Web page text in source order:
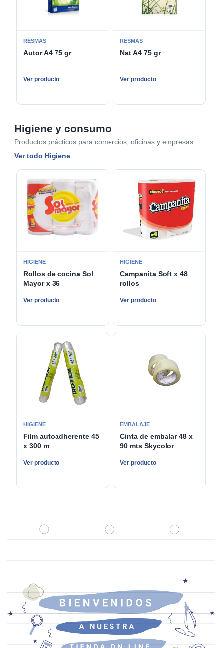
RESMAS
Autor A4 75 gr
Ver producto
RESMAS
Nat A4 75 gr
Ver producto
Higiene y consumo
Productos prácticos para comercios, oficinas y empresas.
Ver todo Higiene
HIGIENE
Rollos de cocina Sol
Mayor x 36
Ver producto
HIGIENE
Campanita Soft x 48
rollos
Ver producto
HIGIENE
Film autoadherente 45
x 300 m
Ver producto
EMBALAJE
Cinta de embalar 48 x
90 mts Skycolor
Ver producto